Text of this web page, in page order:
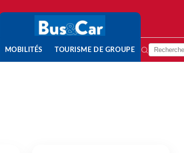
MOBILITÉS TOURISME DE GROUPE